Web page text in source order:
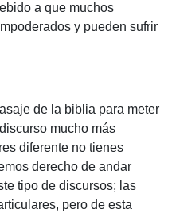
a que muchos
y pueden sufrir
de la biblia para meter
mucho más
diferente no tienes
derecho de andar
tipo de discursos; las
pero de esta